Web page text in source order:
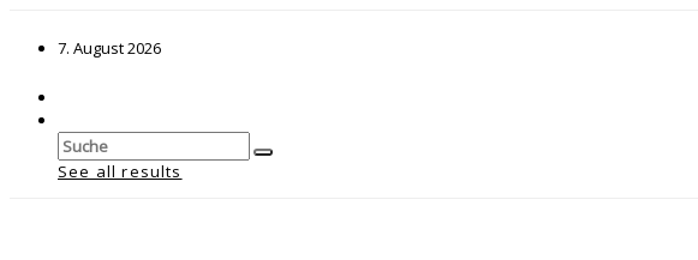
7. August 2026
See all results